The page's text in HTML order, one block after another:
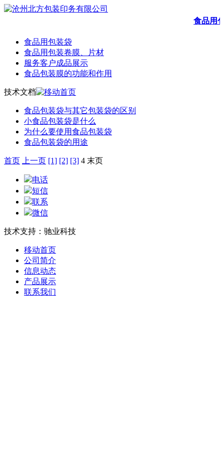
食品用
食品用包装袋
食品用包装卷膜、片材
服务客户成品展示
食品包装膜的功能和作用
技术文档
食品包装袋与其它包装袋的区别
小食品包装袋是什么
为什么要使用食品包装袋
食品包装袋的用途
首页 上一页 [1] [2] [3] 4 末页
电话
短信
联系
微信
技术支持：驰业科技
移动首页
公司简介
信息动态
产品展示
联系我们